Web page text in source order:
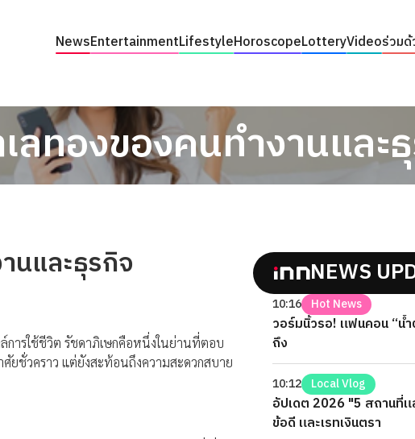
NewsEntertainmentLifestyleHoroscopeLotteryVideoร่วม
ลทองของคนทำงานและ
นและธุรกิจ
การใช้ชีวิต รัชดาภิเษกคือหนึ่งในย่านที่ตอบ
ศัยชั่วคราว แต่ยังสะท้อนถึงความสะดวกสบาย
NEWS
10:16 Hot News
วอร์มนิ้วรอ! แฟนคอน “น้
ถึง
10:12 Local Vlog
อัปเดต 2026 "5 สถานที่
ข้อดี และเรทเงินตรา